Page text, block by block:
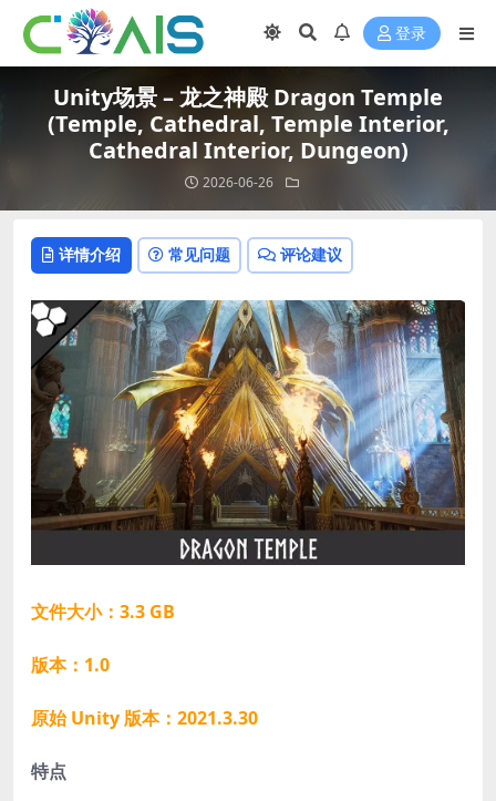
登录
Unity场景 – 龙之神殿 Dragon Temple
(Temple, Cathedral, Temple Interior,
Cathedral Interior, Dungeon)
2026-06-26
详情介绍 常见问题 评论建议
文件大小：3.3 GB
版本：1.0
原始 Unity 版本：2021.3.30
特点